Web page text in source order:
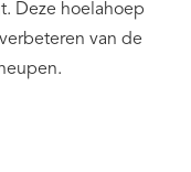
Deze hoelahoep
van de